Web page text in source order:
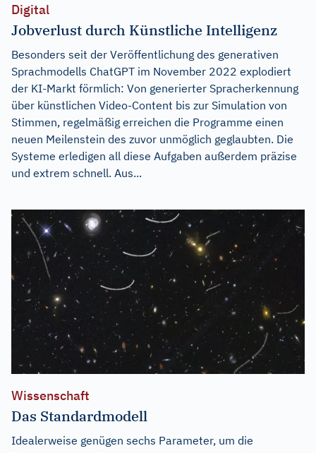
Digital
Jobverlust durch Künstliche Intelligenz
Besonders seit der Veröffentlichung des generativen
Sprachmodells ChatGPT im November 2022 explodiert
der KI-Markt förmlich: Von generierter Spracherkennung
über künstlichen Video-Content bis zur Simulation von
Stimmen, regelmäßig erreichen die Programme einen
neuen Meilenstein des zuvor unmöglich geglaubten. Die
Systeme erledigen all diese Aufgaben außerdem präzise
und extrem schnell. Aus...
Wissenschaft
Das Standardmodell
Idealerweise genügen sechs Parameter, um die